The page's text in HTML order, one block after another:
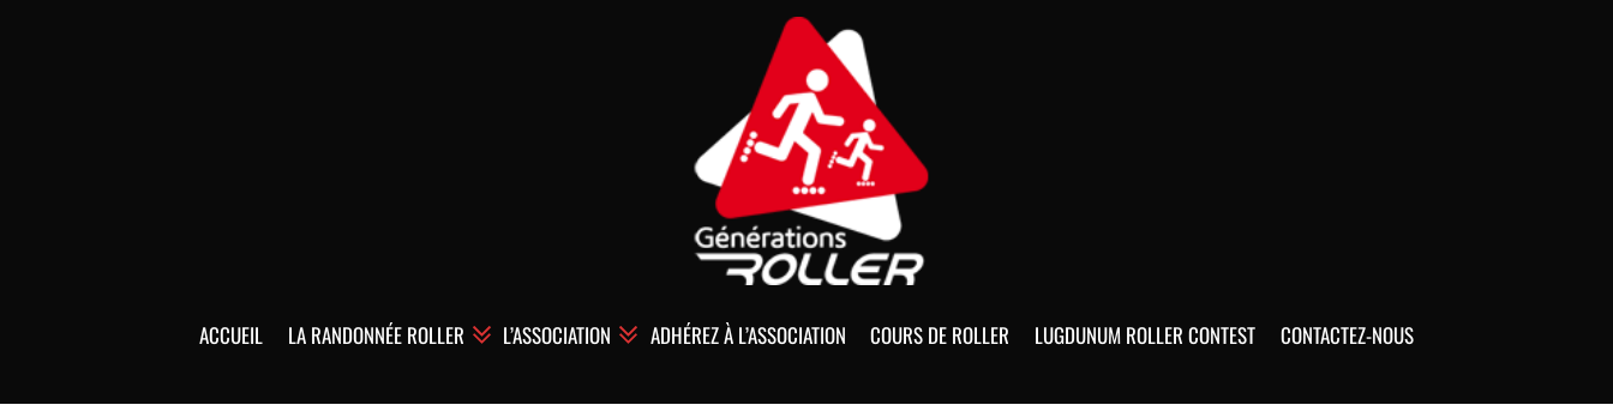
ACCUEIL LA RANDONNÉE ROLLER L’ASSOCIATION ADHÉREZ À L’ASSOCIATION COURS DE ROLLER LUGDUNUM ROLLER CONTEST CONTACTEZ-NOUS